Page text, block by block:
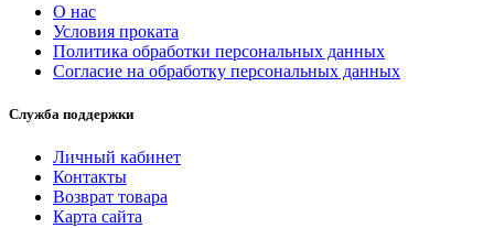
О нас
Условия проката
Политика обработки персональных данных
Согласие на обработку персональных данных
Служба поддержки
Личный кабинет
Контакты
Возврат товара
Карта сайта